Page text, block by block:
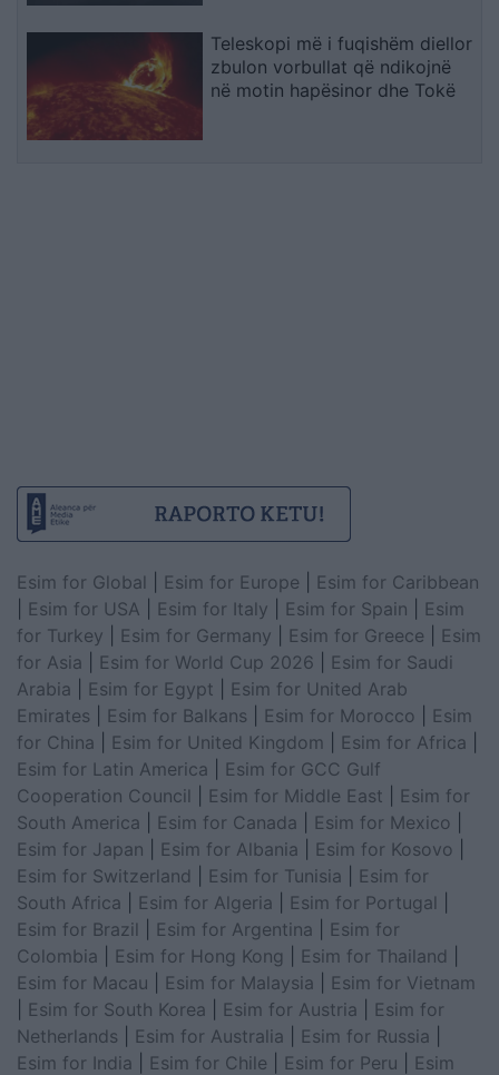
Teleskopi më i fuqishëm diellor
zbulon vorbullat që ndikojnë
në motin hapësinor dhe Tokë
Esim for Global Esim for Europe
Esim for Caribbean
Esim for USA Esim for Italy Esim for Spain
Esim
for Turkey
Esim for Germany Esim for Greece
Esim
for Asia
Esim for World Cup 2026
Esim for Saudi
Arabia
Esim for Egypt
Esim for United Arab
Emirates
Esim for Balkans Esim for Morocco
Esim
for China
Esim for United Kingdom Esim for Africa
Esim for Latin America
Esim for GCC Gulf
Cooperation Council
Esim for Middle East
Esim for
South America
Esim for Canada Esim for Mexico
Esim for Japan
Esim for Albania Esim for Kosovo
Esim for Switzerland
Esim for Tunisia
Esim for
South Africa
Esim for Algeria Esim for Portugal
Esim for Brazil
Esim for Argentina
Esim for
Colombia
Esim for Hong Kong Esim for Thailand
Esim for Macau
Esim for Malaysia
Esim for Vietnam
Esim for South Korea Esim for Austria
Esim for
Netherlands
Esim for Australia Esim for Russia
Esim for India
Esim for Chile Esim for Peru
Esim